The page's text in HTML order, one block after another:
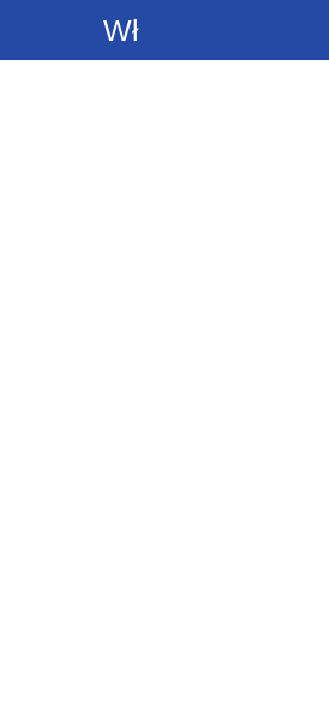
Włącz
powiadomienia